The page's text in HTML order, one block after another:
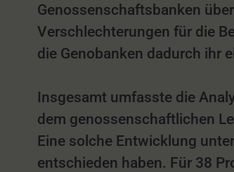
Genossenschaftsbanken
Verschlechterungen für die
die Genobanken dadurch ihr
Insgesamt umfasste die
dem genossenschaftlichen
Eine solche Entwicklung
entschieden haben. Für 38